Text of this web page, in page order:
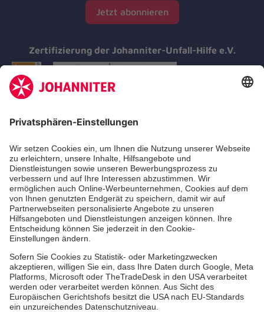
Jetzt abonnieren
Zertifizierung der Johanniter-Unfall-Hilfe e.V.
Aus- & Fortbildungen
Erste-Hilfe-Kurse
Jobs & Ehrenamt
Freiwilligendienst
Spendenprojekte
Johanniter-Jugend
Einrichtungen